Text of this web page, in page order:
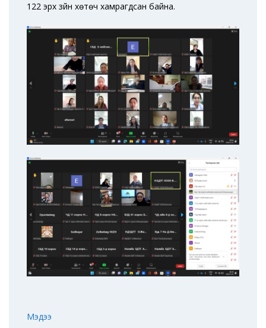
122 эрх зүйн хөтөч хамрагдсан байна.
Мэдээ